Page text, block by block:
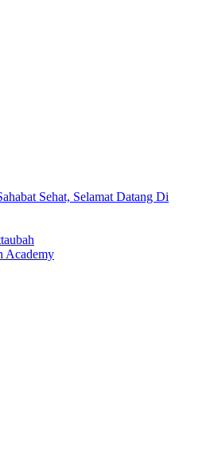
Sehat, Selamat Datang Di
Academy